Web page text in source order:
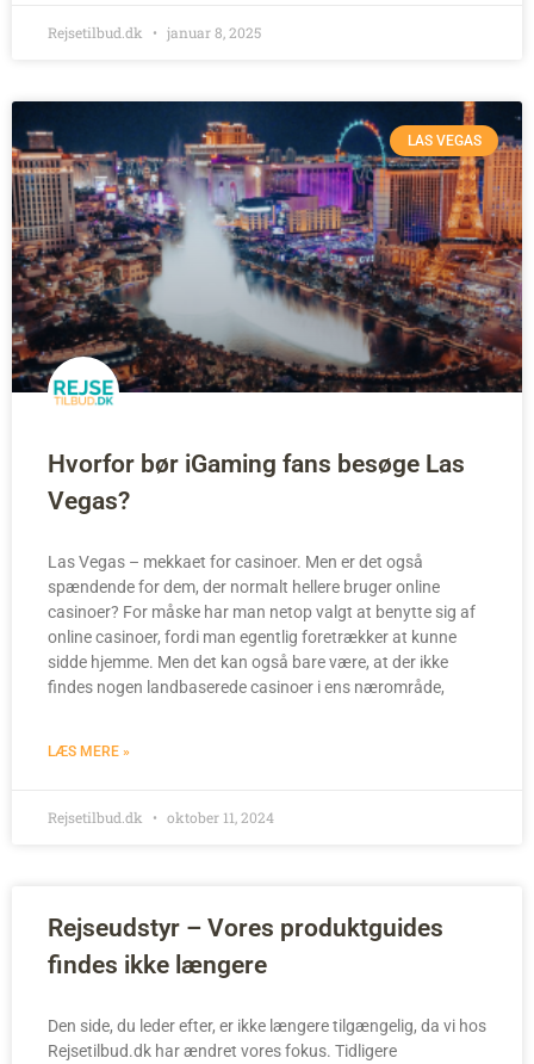
Rejsetilbud.dk januar 8, 2025
LAS VEGAS
Hvorfor bør iGaming fans besøge Las
Vegas?
Las Vegas – mekkaet for casinoer. Men er det også
spændende for dem, der normalt hellere bruger online
casinoer? For måske har man netop valgt at benytte sig af
online casinoer, fordi man egentlig foretrækker at kunne
sidde hjemme. Men det kan også bare være, at der ikke
findes nogen landbaserede casinoer i ens nærområde,
LÆS MERE »
Rejsetilbud.dk oktober 11, 2024
Rejseudstyr – Vores produktguides
findes ikke længere
Den side, du leder efter, er ikke længere tilgængelig, da vi hos
Rejsetilbud.dk har ændret vores fokus. Tidligere